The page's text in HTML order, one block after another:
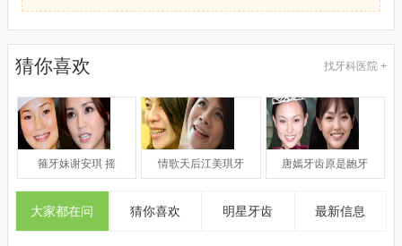
猜你喜欢 找牙科医院 +
箍牙妹谢安琪 摇 情歌天后江美琪牙 唐嫣牙齿原是龅牙
大家都在问 猜你喜欢 明星牙齿 最新信息